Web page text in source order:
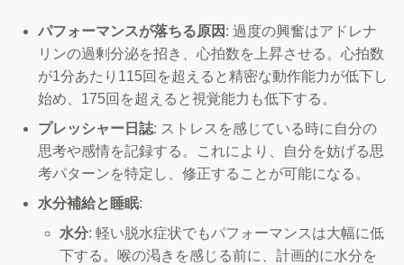
パフォーマンスが落ちる原因 : 過度の興奮はアドレナ
リンの過剰分泌を招き、心拍数を上昇させる。心拍数
が1分あたり115回を超えると精密な動作能力が低下し
始め、175回を超えると視覚能力も低下する。
プレッシャー日誌: ストレスを感じている時に自分の
思考や感情を記録する。これにより、自分を妨げる思
考パターンを特定し、修正することが可能になる。
水分補給と睡眠:
水分: 軽い脱水症状でもパフォーマンスは大幅に低
下する。喉の渇きを感じる前に、計画的に水分を